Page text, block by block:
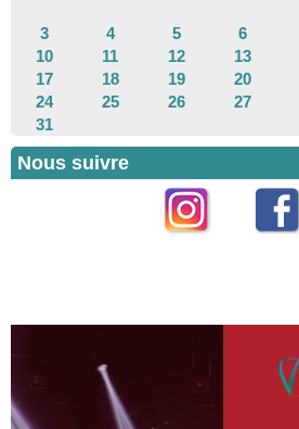
3
4 5 6
10
11 12 13
17
18 19 20
24
25 26 27
31
Nous suivre